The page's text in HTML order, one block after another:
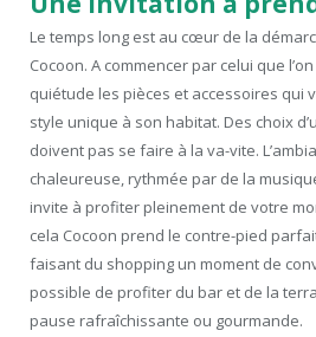
Le temps long est au cœur de la
Cocoon. A commencer par celui que
quiétude les pièces et accessoires qui
style unique à son habitat. Des choix
doivent pas se faire à la va-vite.
chaleureuse, rythmée par de la
invite à profiter pleinement de votre
cela Cocoon prend le contre-pied
faisant du shopping un moment de
possible de profiter du bar et de la
pause rafraîchissante ou gourmande.